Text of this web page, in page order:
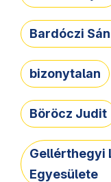
Bardóczi
bizonytalan
Böröcz Judit
Gellérthegyi
Egyesülete